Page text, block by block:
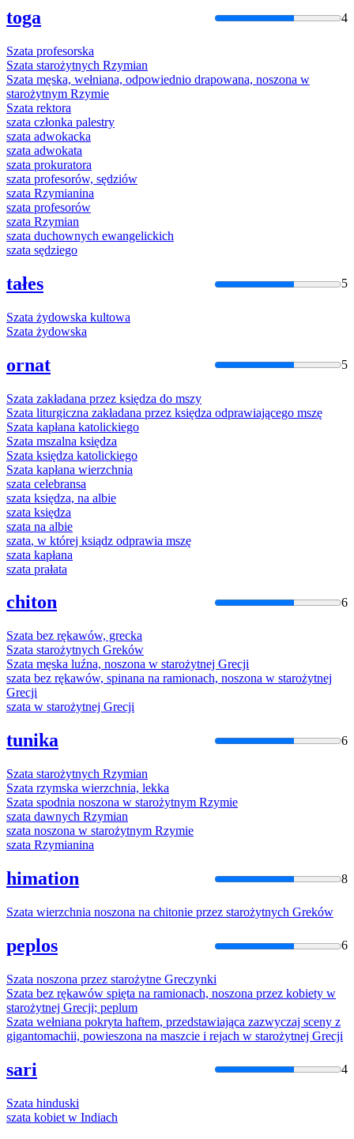
toga 4
Szata profesorska
Szata starożytnych Rzymian
Szata męska, wełniana, odpowiednio drapowana, noszona w
starożytnym Rzymie
Szata rektora
szata członka palestry
szata adwokacka
szata adwokata
szata prokuratora
szata profesorów, sędziów
szata Rzymianina
szata profesorów
szata Rzymian
szata duchownych ewangelickich
szata sędziego
tałes 5
Szata żydowska kultowa
Szata żydowska
ornat 5
Szata zakładana przez księdza do mszy
Szata liturgiczna zakładana przez księdza odprawiającego mszę
Szata kapłana katolickiego
Szata mszalna księdza
Szata księdza katolickiego
Szata kapłana wierzchnia
szata celebransa
szata księdza, na albie
szata księdza
szata na albie
szata, w której ksiądz odprawia mszę
szata kapłana
szata prałata
chiton 6
Szata bez rękawów, grecka
Szata starożytnych Greków
Szata męska luźna, noszona w starożytnej Grecji
szata bez rękawów, spinana na ramionach, noszona w starożytnej
Grecji
szata w starożytnej Grecji
tunika 6
Szata starożytnych Rzymian
Szata rzymska wierzchnia, lekka
Szata spodnia noszona w starożytnym Rzymie
szata dawnych Rzymian
szata noszona w starożytnym Rzymie
szata Rzymianina
himation 8
Szata wierzchnia noszona na chitonie przez starożytnych Greków
peplos 6
Szata noszona przez starożytne Greczynki
Szata bez rękawów spięta na ramionach, noszona przez kobiety w
starożytnej Grecji; peplum
Szata wełniana pokryta haftem, przedstawiająca zazwyczaj sceny z
gigantomachii, powieszona na maszcie i rejach w starożytnej Grecji
sari 4
Szata hinduski
szata kobiet w Indiach